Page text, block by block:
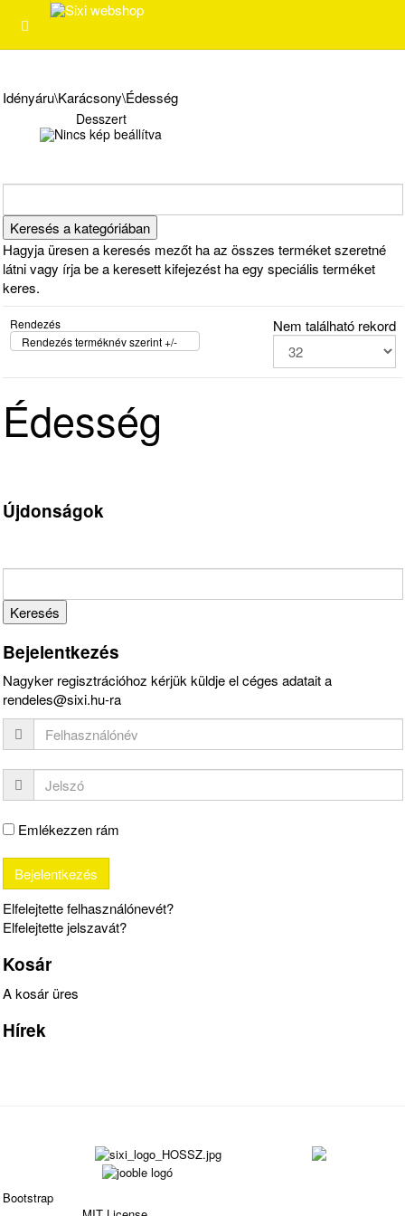
Idényáru\Karácsony\Édesség
Desszert
Hagyja üresen a keresés mezőt ha az összes terméket szeretné
látni vagy írja be a keresett kifejezést ha egy speciális terméket
keres.
Rendezés
Rendezés terméknév szerint +/-
Nem található rekord
Édesség
Újdonságok
Bejelentkezés
Nagyker regisztrációhoz kérjük küldje el céges adatait a
rendeles@sixi.hu-ra
Emlékezzen rám
Elfelejtette felhasználónevét?
Elfelejtette jelszavát?
Kosár
A kosár üres
Hírek
Bootstrap